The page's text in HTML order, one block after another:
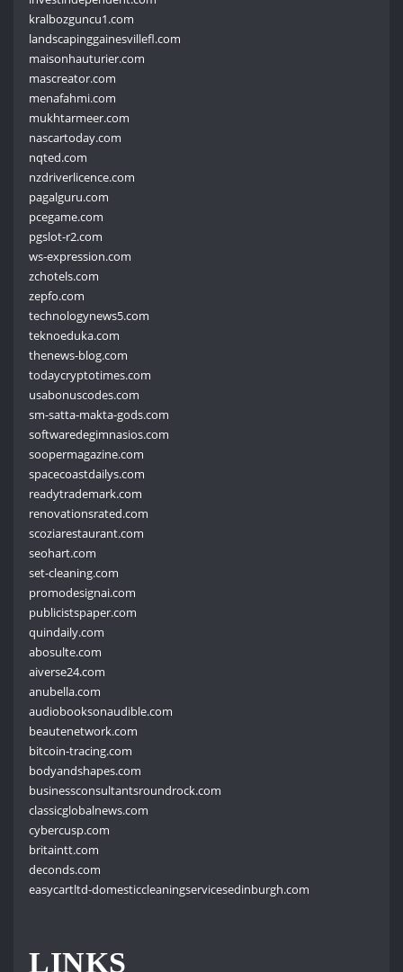
kralbozguncu1.com
landscapinggainesvillefl.com
maisonhauturier.com
mascreator.com
menafahmi.com
mukhtarmeer.com
nascartoday.com
nqted.com
nzdriverlicence.com
pagalguru.com
pcegame.com
pgslot-r2.com
ws-expression.com
zchotels.com
zepfo.com
technologynews5.com
teknoeduka.com
thenews-blog.com
todaycryptotimes.com
usabonuscodes.com
sm-satta-makta-gods.com
softwaredegimnasios.com
soopermagazine.com
spacecoastdailys.com
readytrademark.com
renovationsrated.com
scoziarestaurant.com
seohart.com
set-cleaning.com
promodesignai.com
publicistspaper.com
quindaily.com
abosulte.com
aiverse24.com
anubella.com
audiobooksonaudible.com
beautenetwork.com
bitcoin-tracing.com
bodyandshapes.com
businessconsultantsroundrock.com
classicglobalnews.com
cybercusp.com
britaintt.com
deconds.com
easycartltd-domesticcleaningservicesedinburgh.com
LINKS